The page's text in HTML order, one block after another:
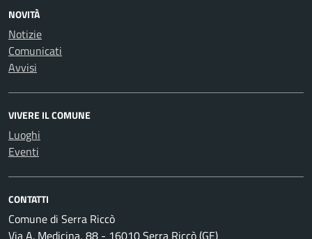
NOVITÀ
Notizie
Comunicati
Avvisi
VIVERE IL COMUNE
Luoghi
Eventi
CONTATTI
Comune di Serra Riccò
Via A. Medicina, 88 - 16010 Serra Riccò (GE)